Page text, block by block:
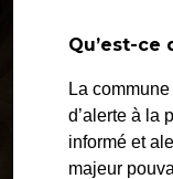
Qu’est-ce
La
d’alerte à la
informé et
majeur